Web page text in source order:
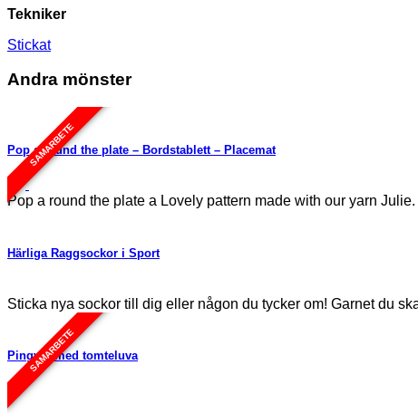
Tekniker
Stickat
Andra mönster
SAMARBETE
Pop a round the plate – Bordstablett – Placemat
Pop a round the plate a Lovely pattern made with our yarn
Härliga Raggsockor i Sport
Sticka nya sockor till dig eller någon du tycker om! Garnet du
SAMARBETE
Pingvin med tomteluva